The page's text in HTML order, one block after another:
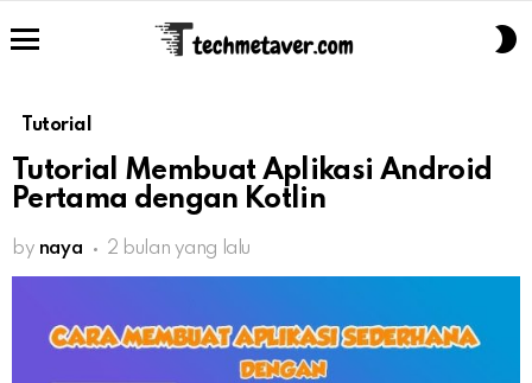
Tutorial
Tutorial Membuat Aplikasi Android
Pertama dengan Kotlin
by naya 2 bulan yang lalu